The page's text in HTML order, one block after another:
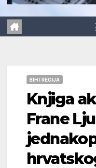
BIH I REGIJA
Knjiga
Frane